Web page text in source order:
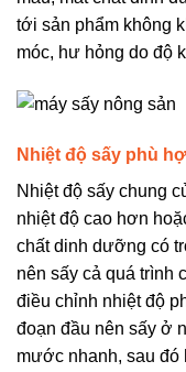
tới sản phẩm không
móc, hư hỏng do độ
Nhiệt độ sấy phù
Nhiệt độ sấy chung
nhiệt độ cao hơn
chất dinh dưỡng có
nên sấy cả quá trình
điều chỉnh nhiệt độ
đoạn đầu nên sấy ở
mước nhanh, sau đó